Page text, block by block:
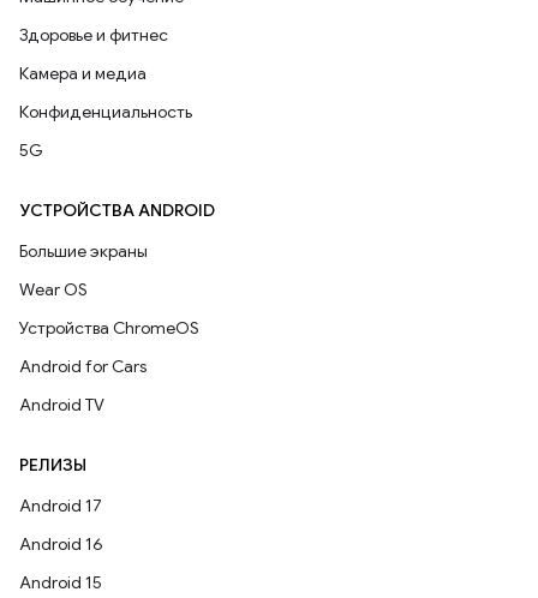
Здоровье и фитнес
Камера и медиа
Конфиденциальность
5G
УСТРОЙСТВА ANDROID
Большие экраны
Wear OS
Устройства ChromeOS
Android for Cars
Android TV
РЕЛИЗЫ
Android 17
Android 16
Android 15